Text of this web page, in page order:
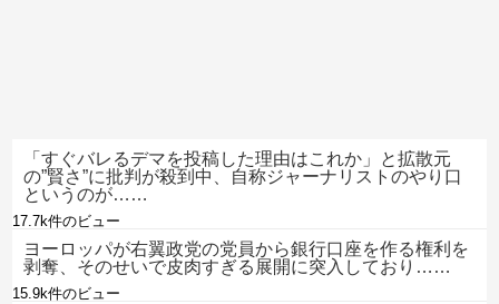
「すぐバレるデマを投稿した理由はこれか」と拡散元
の”賢さ”に批判が殺到中、自称ジャーナリストのやり口
というのが……
17.7k件のビュー
ヨーロッパが右翼政党の党員から銀行口座を作る権利を
剥奪、そのせいで皮肉すぎる展開に突入しており……
15.9k件のビュー